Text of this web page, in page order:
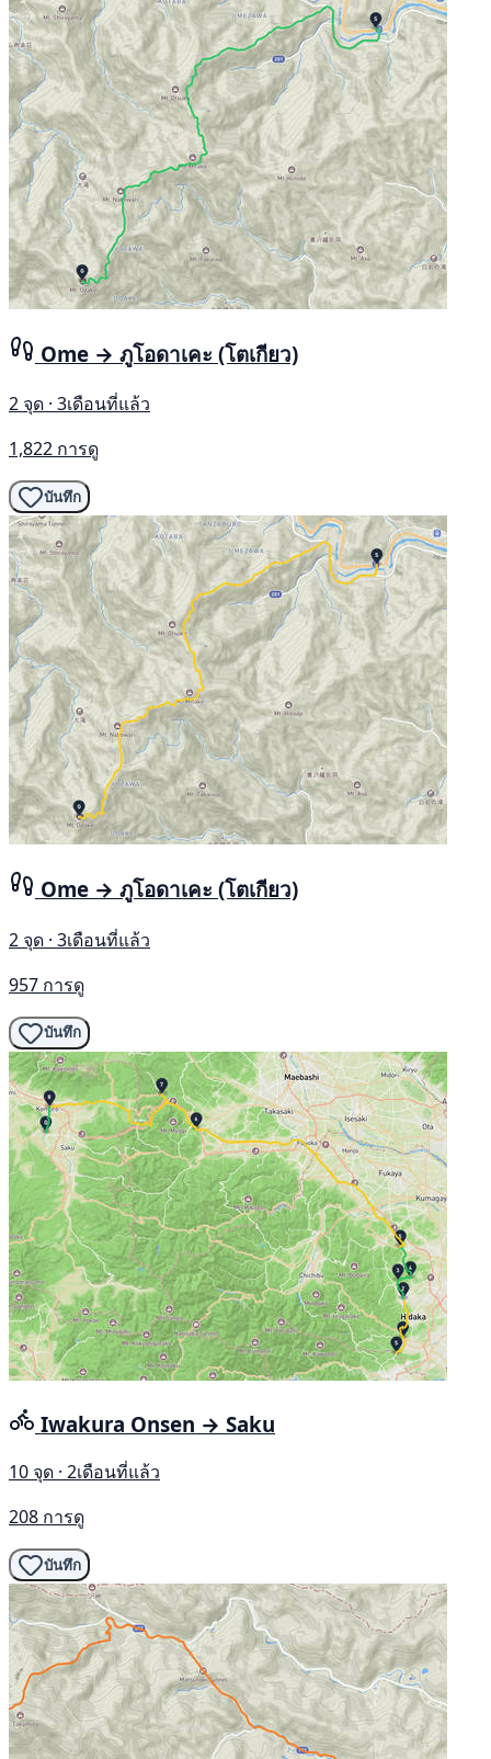
Ome → ภูโอดาเคะ (โตเกียว)
2 จุด · 3เดือนที่แล้ว
1,822 การดู
บันทึก
Ome → ภูโอดาเคะ (โตเกียว)
2 จุด · 3เดือนที่แล้ว
957 การดู
บันทึก
Iwakura Onsen → Saku
10 จุด · 2เดือนที่แล้ว
208 การดู
บันทึก